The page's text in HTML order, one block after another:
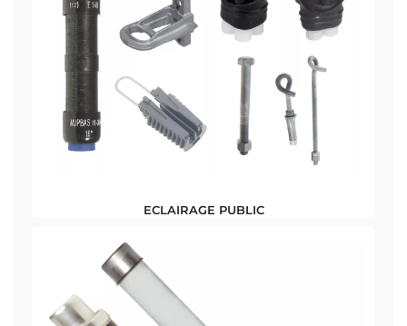
ECLAIRAGE PUBLIC